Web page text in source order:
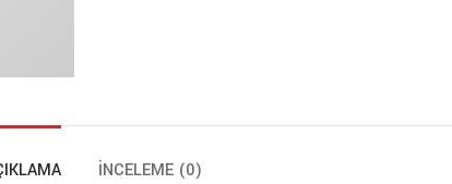
İNCELEME (0)